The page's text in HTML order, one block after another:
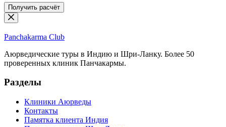
Получить расчёт
Panchakarma Club
Аюрведические туры в Индию и Шри-Ланку. Более 50
проверенных клиник Панчакармы.
Разделы
Клиники Аюрведы
Контакты
Памятка клиента Индия